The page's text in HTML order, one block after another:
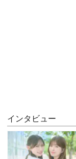
インタビュー